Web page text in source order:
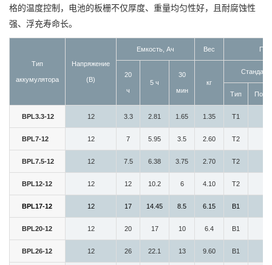
格的温度控制，电池的板栅不仅厚度、重量均匀性好，且耐腐蚀性
强、浮充寿命长。
Тип
аккумулятора
Напряжение
(В)
Емкость, Ач Вес
20
ч
5 ч
30
мин
кг
Стандарт
Тип
BPL3.3-12 12 3.3 2.81 1.65 1.35 T1
BPL7-12 12 7 5.95 3.5 2.60 T2
BPL7.5-12 12 7.5 6.38 3.75 2.70 T2
BPL12-12 12 12 10.2 6 4.10 T2
BPL17-12 12 17 14.45 8.5 6.15 B1
BPL20-12 12 20 17 10 6.4 B1
BPL26-12 12 26 22.1 13 9.60 B1